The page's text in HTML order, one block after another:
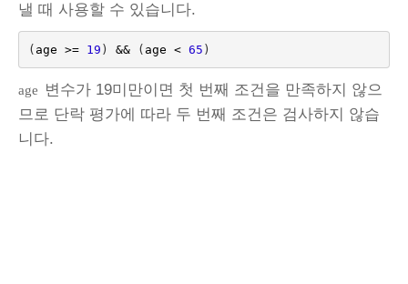
낼 때 사용할 수 있습니다.
( age >= 19 ) && ( age < 65 )
age 변수가 19미만이면 첫 번째 조건을 만족하지 않으
므로 단락 평가에 따라 두 번째 조건은 검사하지 않습
니다.